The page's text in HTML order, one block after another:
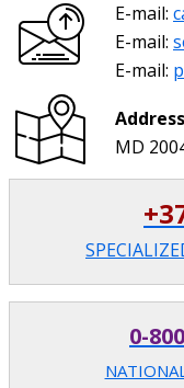
E-mail:
E-mail:
E-mail:
Address
MD
0-